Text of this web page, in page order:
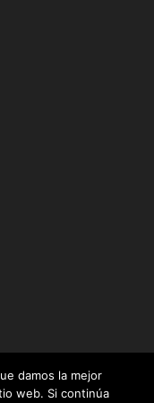
damos la mejor
web. Si continúa